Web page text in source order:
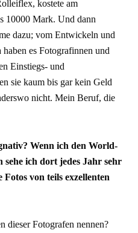
kostete am
10000 Mark. Und dann
dazu; vom Entwickeln und
es Fotografinnen und
Einstiegs- und
sie kaum bis gar kein Geld
nicht. Mein Beruf, die
Wenn ich den World-
ich dort jedes Jahr sehr
von teils exzellenten
dieser Fotografen nennen?